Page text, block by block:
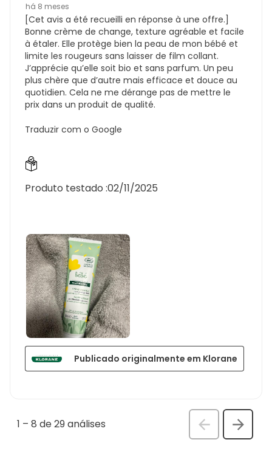
há 8 meses
[Cet avis a été recueilli en réponse à une offre.]
Bonne crème de change, texture agréable et facile
à étaler. Elle protège bien la peau de mon bébé et
limite les rougeurs sans laisser de film collant.
J’apprécie qu’elle soit bio et sans parfum. Un peu
plus chère que d’autre mais efficace et douce au
quotidien. Cela ne me dérange pas de mettre le
prix dans un produit de qualité.
Traduzir com o Google
Produto testado :02/11/2025
Publicado originalmente em Klorane
1 – 8 de 29análises
Anterior